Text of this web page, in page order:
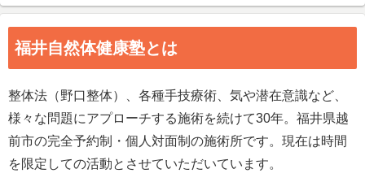
福井自然体健康塾とは
整体法（野口整体）、各種手技療術、気や潜在意識など、
様々な問題にアプローチする施術を続けて30年。福井県越
前市の完全予約制・個人対面制の施術所です。現在は時間
を限定しての活動とさせていただいています。